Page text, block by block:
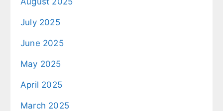
July 2025
June 2025
May 2025
April 2025
March 2025